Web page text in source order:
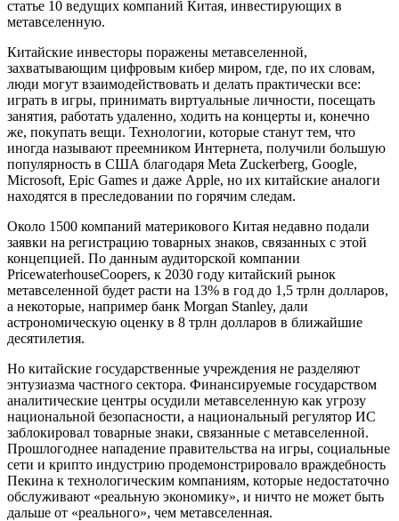
статье 10 ведущих компаний Китая, инвестирующих в
метавселенную.
Китайские инвесторы поражены метавселенной,
захватывающим цифровым кибер миром, где, по их словам,
люди могут взаимодействовать и делать практически все:
играть в игры, принимать виртуальные личности, посещать
занятия, работать удаленно, ходить на концерты и, конечно
же, покупать вещи. Технологии, которые станут тем, что
иногда называют преемником Интернета, получили большую
популярность в США благодаря Meta Zuckerberg, Google,
Microsoft, Epic Games и даже Apple, но их китайские аналоги
находятся в преследовании по горячим следам.
Около 1500 компаний материкового Китая недавно подали
заявки на регистрацию товарных знаков, связанных с этой
концепцией. По данным аудиторской компании
PricewaterhouseCoopers, к 2030 году китайский рынок
метавселенной будет расти на 13% в год до 1,5 трлн долларов,
а некоторые, например банк Morgan Stanley, дали
астрономическую оценку в 8 трлн долларов в ближайшие
десятилетия.
Но китайские государственные учреждения не разделяют
энтузиазма частного сектора. Финансируемые государством
аналитические центры осудили метавселенную как угрозу
национальной безопасности, а национальный регулятор ИС
заблокировал товарные знаки, связанные с метавселенной.
Прошлогоднее нападение правительства на игры, социальные
сети и крипто индустрию продемонстрировало враждебность
Пекина к технологическим компаниям, которые недостаточно
обслуживают «реальную экономику», и ничто не может быть
дальше от «реального», чем метавселенная.